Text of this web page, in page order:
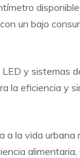
un bajo
LED y sistemas
la eficiencia y
a la vida urbana
alimentaria,